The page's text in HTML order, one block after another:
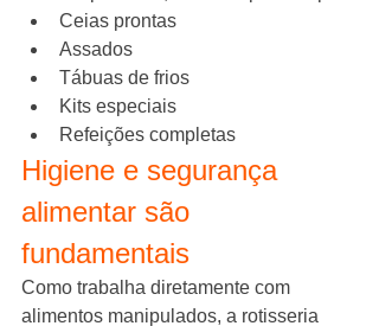
Ceias prontas
Assados
Tábuas de frios
Kits especiais
Refeições completas
Higiene e segurança
alimentar são
fundamentais
Como trabalha diretamente com
alimentos manipulados, a rotisseria